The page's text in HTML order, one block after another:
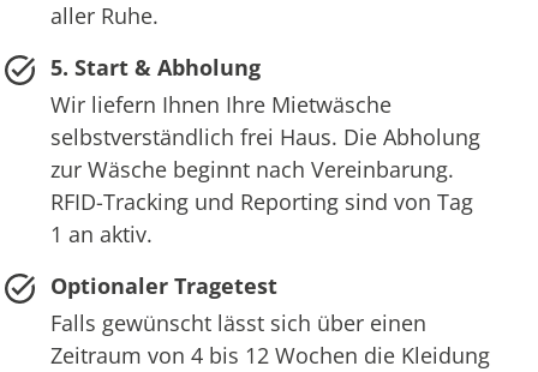
aller Ruhe.
5. Start & Abholung
Wir liefern Ihnen Ihre Mietwäsche
selbstverständlich frei Haus. Die Abholung
zur Wäsche beginnt nach Vereinbarung.
RFID-Tracking und Reporting sind von Tag
1 an aktiv.
Optionaler Tragetest
Falls gewünscht lässt sich über einen
Zeitraum von 4 bis 12 Wochen die Kleidung